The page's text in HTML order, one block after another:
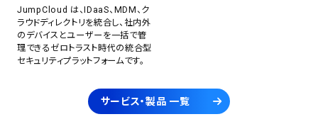
JumpCloud は、IDaaS、MDM、ク
ラウドディレクトリを統合し、社内外
のデバイスとユーザーを一括で管
理できるゼロトラスト時代の統合型
セキュリティプラットフォームです。
サービス・製品 一覧